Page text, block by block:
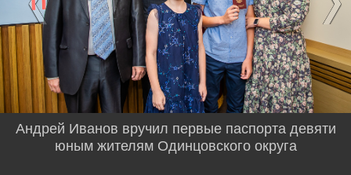
Андрей Иванов вручил первые паспорта девяти
юным жителям Одинцовского округа